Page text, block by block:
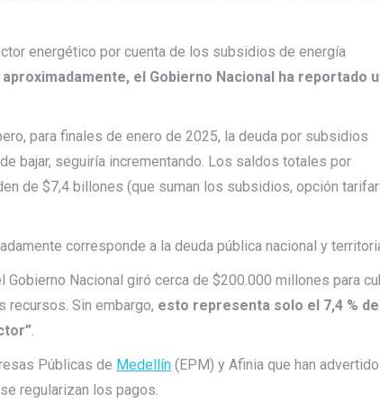
energético por cuenta de los subsidios de energía
el Gobierno Nacional ha reportado
para finales de enero de 2025, la deuda por subsidios
bajar, seguiría incrementando. Los saldos totales por
de $7,4 billones (que suman los subsidios, opción
corresponde a la deuda pública nacional y
Nacional giró cerca de $200.000 millones para
Sin embargo, esto representa solo el 7,4 %
.
Públicas de Medellín (EPM) y Afinia que han advertido
regularizan los pagos.